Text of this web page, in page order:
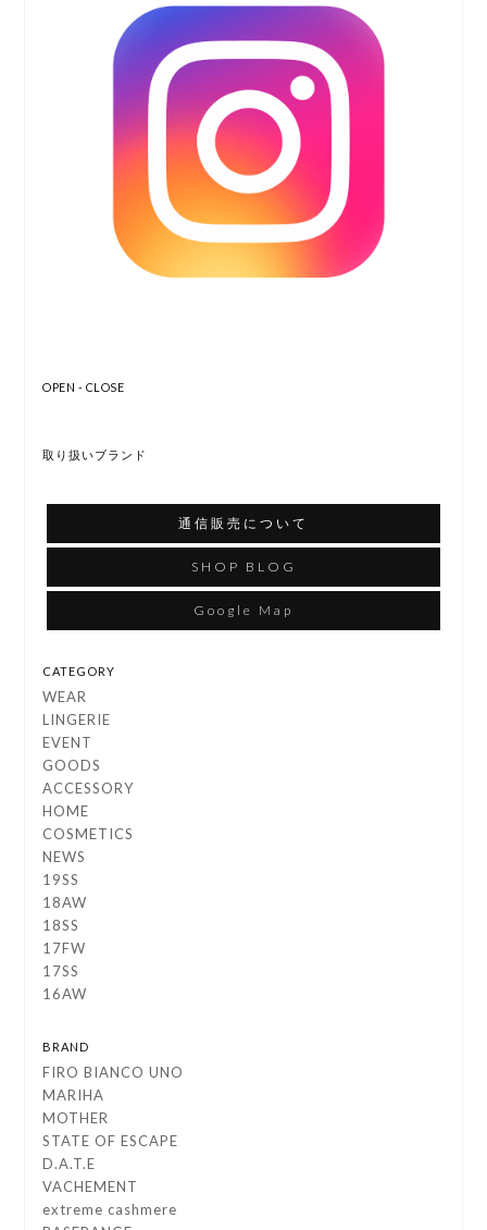
OPEN - CLOSE
取り扱いブランド
通信販売について
SHOP BLOG
Google Map
CATEGORY
WEAR
LINGERIE
EVENT
GOODS
ACCESSORY
HOME
COSMETICS
NEWS
19SS
18AW
18SS
17FW
17SS
16AW
BRAND
FIRO BIANCO UNO
MARIHA
MOTHER
STATE OF ESCAPE
D.A.T.E
VACHEMENT
extreme cashmere